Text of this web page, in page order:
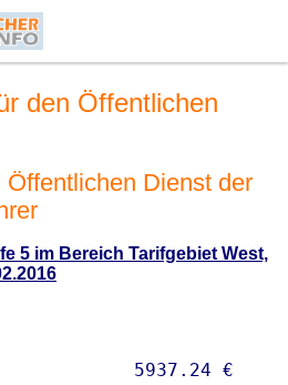
den Öffentlichen
Öffentlichen Dienst der
5 im Bereich Tarifgebiet West,